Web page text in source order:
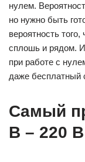
нулем.
но нужно быть
вероятность
сплошь и рядом. И
при работе с
даже бесплатный
Самый
В – 220 В